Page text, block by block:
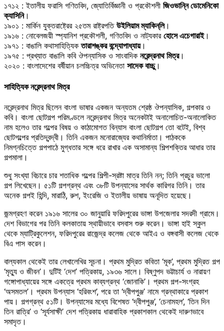
১৭১২ : ইতালীয় ফরাসি গণিতবিদ, জ্যোতির্বিজ্ঞানী ও প্রকৌশলী জিওভান্নি ডোমেনিকো
ক্যাসিনি।
১৯০১ : মার্কিন যুক্তরাষ্ট্রের ২৫তম রাষ্ট্রপতি উইলিয়াম ম্যাকিন্‌লি।
১৯১৬ : নোবেলজয়ী স্প্যানিশ প্রকৌশলী, গণিতবিদ ও নাট্যকার হোসে এচেগারাই।
১৯৭১ : বাঙালি কথাসাহিত্যিকতারাশঙ্কর বন্দ্যোপাধ্যায়।
১৯৭৫ : প্রখ্যাত বাঙালি কবি ঔপন্যাসিক ও সাংবাদিক নরেন্দ্রনাথ মিত্র।
২০২০ : বাংলাদেশের বর্ষীয়ান চলচ্চিত্র অভিনেতা সাদেক বাচ্চু।
সাহিত্যিক নরেন্দ্রনাথ মিত্র
নরেন্দ্রনাথ মিত্র ছিলেন বাংলা ভাষার একজন অন্যতম শ্রেষ্ঠ ঔপন্যাসিক, গল্পকার ও
কবি। বাংলা ছোটগল্প পরিমণ্ডলে নরেন্দ্রনাথ মিত্র অনেকটাই অনালোচিত-অনালোকিত
নাম হলেও তার গল্পের বিষয় ও কাঠামোগত বিন্যাস বাংলা ছোটগল্প তো বটেই, বিশ্ব
ছোটগল্পের প্রতিদ্বন্দ্বী। তিনি একজন মনোরাজ্যের কথানির্মাতা। পাঠককে
নিমগ্নচিত্তে গল্পপাঠে মুগ্ধতার সঙ্গে ধরে রাখার এক অসামান্য শিল্পশক্তির আধার তার
গল্পমালা।
শুধু সংখ্যা বিচারে চার শতাধিক গল্পের শিল্পী-স্রষ্টা মাত্র তিনি নন; তিনি প্রচুর ভালো
গল্প লিখেছেন। ৫১টি গল্পগ্রন্থ এবং ৩৮টি উপন্যাসের সার্থক কারিগর তিনি। তার
অনেক গল্পই হিন্দি, মারাঠি, রুশ, ইংরেজি ও ইতালীয় ভাষায় অনূদিত হয়েছে।
জন্মগ্রহণ করেন ১৯১৬ সালের ৩০ জানুয়ারি ফরিদপুরের ভাঙ্গা উপজেলার সদরদী গ্রামে।
দেশ বিভাগের পর তিনি কলকাতায় স্থায়ীভাবে বসবাস শুরু করেন। ভাঙ্গা হাই স্কুল
থেকে ম্যাট্রিকুলেশন, ফরিদপুরের রাজেন্দ্র কলেজ থেকে আইএ ও বঙ্গবাসী কলেজ থেকে
বিএ পাস করেন।
বাল্যকাল থেকেই তার লেখালেখির সূচনা। প্রথম মুদ্রিত কবিতা ‘মূক’, প্রথম মুদ্রিত গল্প
‘মৃত্যু ও জীবন’। দুটিই ‘দেশ’ পত্রিকায়, ১৯৩৬ সালে। বিষ্ণুপদ ভট্টাচার্য ও নারায়ণ
গঙ্গোপাধ্যায়ের সঙ্গে একত্রে প্রথম কাব্যগ্রন্থ ‘জোনাকি’। প্রথম গল্প-সংগ্রহ
‘অসমতল’। প্রথম উপন্যাস ‘হরিবংশ’, পরে তা ‘দ্বীপপুঞ্জ’ নামে গ্রন্থাকারে প্রকাশ
পায়। গল্পগ্রন্থ ৫১টি। উপন্যাসের মধ্যে বিশেষত ‘দ্বীপপুঞ্জ’, ‘চেনামহল’, ‘তিন দিন
তিন রাত্রি’ ও ‘সূর্যসাক্ষী’ দেশ পত্রিকায় ধারাবাহিক প্রকাশকাল থেকেই দারুণভাবে
সমাদৃত।